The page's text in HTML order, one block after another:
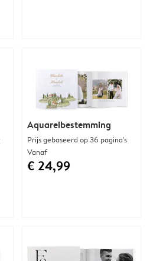
Aquarelbestemming
Prijs gebaseerd op 36 pagina's
Vanaf
€ 24,99